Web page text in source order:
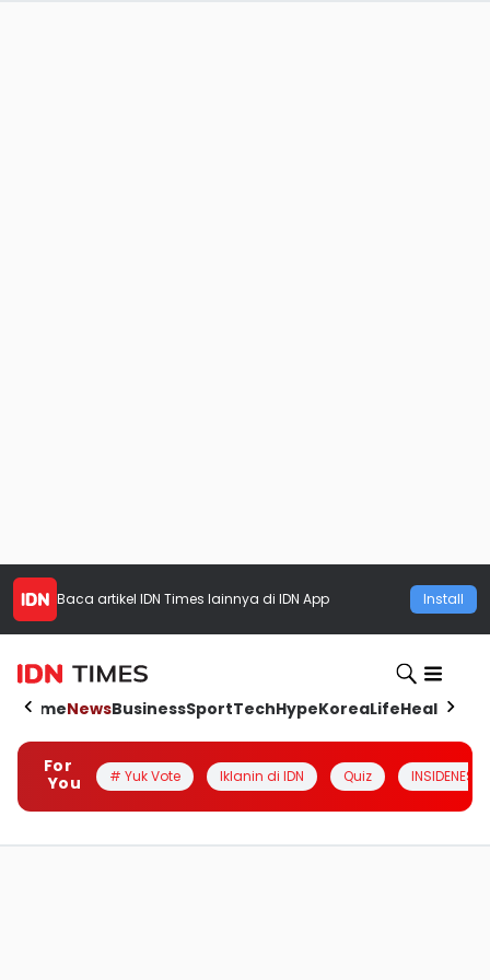
Baca artikel IDN Times lainnya di IDN App Install
HomeNewsBusinessSportTechHypeKoreaLifeHealth
For
You
# Yuk Vote Iklanin di IDN Quiz INSIDENESIA